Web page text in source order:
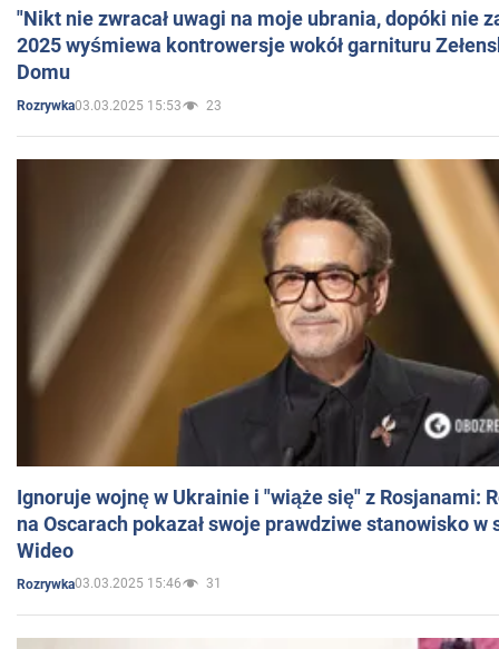
"Nikt nie zwracał uwagi na moje ubrania, dopóki nie
2025 wyśmiewa kontrowersje wokół garnituru
Domu
Rozrywka03.03.2025 15:53 23
Ignoruje wojnę w Ukrainie i "wiąże się" z Rosjanami:
na Oscarach pokazał swoje prawdziwe stanowisko w
Wideo
Rozrywka03.03.2025 15:46 31